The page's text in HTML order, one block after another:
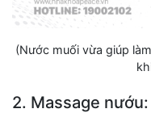
(Nước muối vừa giúp
2. Massage nướu: